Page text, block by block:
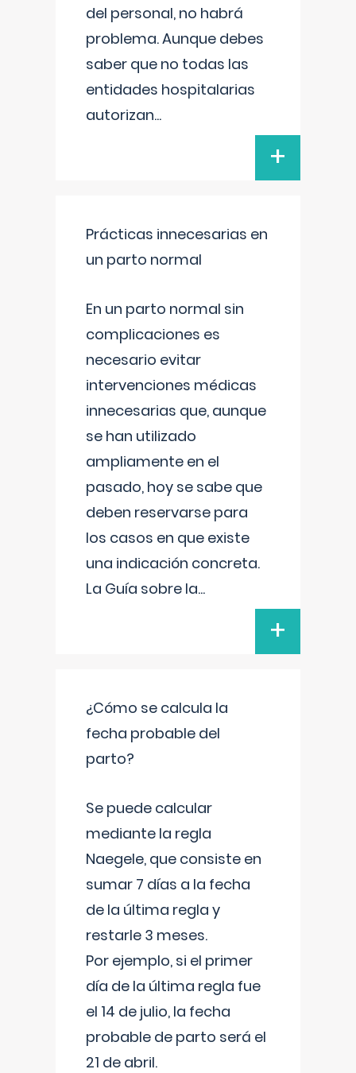
del personal, no habrá
problema. Aunque debes
saber que no todas las
entidades hospitalarias
autorizan...
+
Prácticas innecesarias en
un parto normal
En un parto normal sin
complicaciones es
necesario evitar
intervenciones médicas
innecesarias que, aunque
se han utilizado
ampliamente en el
pasado, hoy se sabe que
deben reservarse para
los casos en que existe
una indicación concreta.
La Guía sobre la...
+
¿Cómo se calcula la
fecha probable del
parto?
Se puede calcular
mediante la regla
Naegele, que consiste en
sumar 7 días a la fecha
de la última regla y
restarle 3 meses.
Por ejemplo, si el primer
día de la última regla fue
el 14 de julio, la fecha
probable de parto será el
21 de abril.